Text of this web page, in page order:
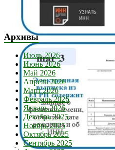
Архивы
Июль 2026
Июнь 2026
Май 2026
Апрель 2026
Март 2026
Февраль 2026
Январь 2026
Декабрь 2025
Ноябрь 2025
Октябрь 2025
Сентябрь 2025